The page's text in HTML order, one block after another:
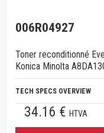
006R04927
Toner reconditionné
Konica Minolta
TECH SPECS OVERVIEW
34.16 € HTVA